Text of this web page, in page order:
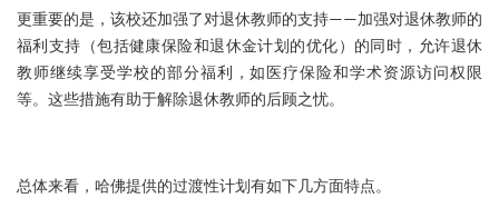
更重要的是，该校还加强了对退休教师的支持——加强对退休教师的
福利支持（包括健康保险和退休金计划的优化）的同时，允许退休
教师继续享受学校的部分福利，如医疗保险和学术资源访问权限
等。这些措施有助于解除退休教师的后顾之忧。
总体来看，哈佛提供的过渡性计划有如下几方面特点。